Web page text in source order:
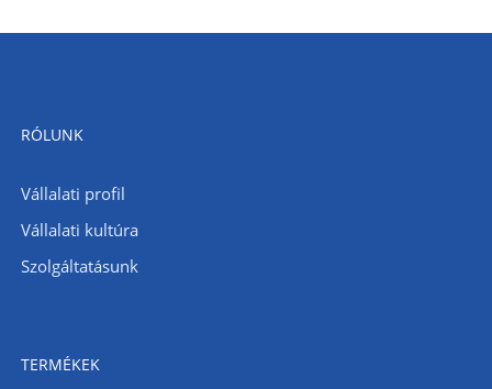
RÓLUNK
Vállalati profil
Vállalati kultúra
Szolgáltatásunk
TERMÉKEK